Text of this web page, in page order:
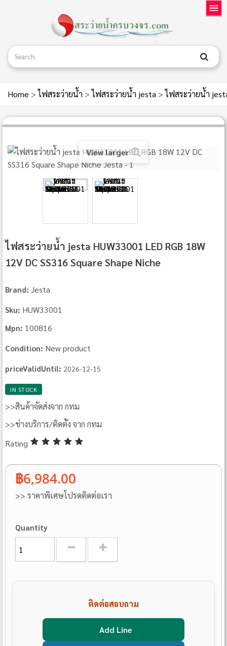
Home > ไฟสระว่ายน้ำ > ไฟสระว่ายน้ำ jesta > ไฟสระว่ายน้ำ
View larger
ไฟสระว่ายน้ำ jesta HUW33001 LED RGB 18W
12V DC SS316 Square Shape Niche
Brand: Jesta
Sku: HUW33001
Mpn: 100816
Condition: New product
priceValidUntil: 2026-12-15
IN STOCK
>>สินค้าจัดส่งจาก กทม
>>ช่างบริการ/ติดตั้ง จาก กทม
Rating
฿6,984.00
>> ราคาพิเศษโปรดติดต่อเรา
Quantity
ติดต่อสอบถาม
Add Line